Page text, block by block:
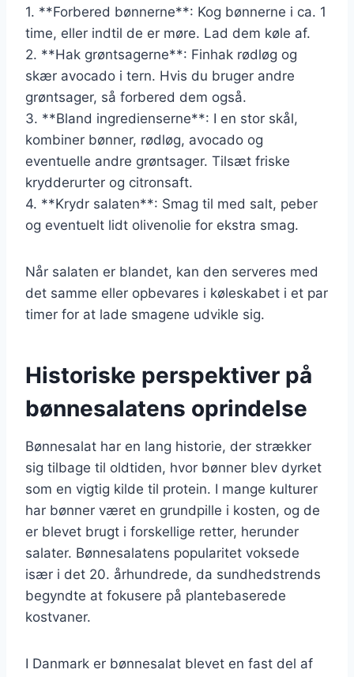
1. **Forbered bønnerne**: Kog bønnerne i ca. 1
time, eller indtil de er møre. Lad dem køle af.
2. **Hak grøntsagerne**: Finhak rødløg og
skær avocado i tern. Hvis du bruger andre
grøntsager, så forbered dem også.
3. **Bland ingredienserne**: I en stor skål,
kombiner bønner, rødløg, avocado og
eventuelle andre grøntsager. Tilsæt friske
krydderurter og citronsaft.
4. **Krydr salaten**: Smag til med salt, peber
og eventuelt lidt olivenolie for ekstra smag.
Når salaten er blandet, kan den serveres med
det samme eller opbevares i køleskabet i et par
timer for at lade smagene udvikle sig.
Historiske perspektiver på
bønnesalatens oprindelse
Bønnesalat har en lang historie, der strækker
sig tilbage til oldtiden, hvor bønner blev dyrket
som en vigtig kilde til protein. I mange kulturer
har bønner været en grundpille i kosten, og de
er blevet brugt i forskellige retter, herunder
salater. Bønnesalatens popularitet voksede
især i det 20. århundrede, da sundhedstrends
begyndte at fokusere på plantebaserede
kostvaner.
I Danmark er bønnesalat blevet en fast del af